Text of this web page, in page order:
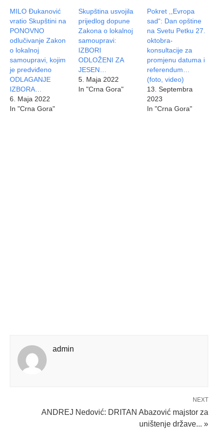
MILO Đukanović
vratio Skupštini na
PONOVNO
odlučivanje Zakon
o lokalnoj
samoupravi, kojim
je predviđeno
ODLAGANJE
IZBORA…
6. Maja 2022
In "Crna Gora"
Skupština usvojila
prijedlog dopune
Zakona o lokalnoj
samoupravi:
IZBORI
ODLOŽENI ZA
JESEN…
5. Maja 2022
In "Crna Gora"
Pokret ,,Evropa
sad“: Dan opštine
na Svetu Petku 27.
oktobra-
konsultacije za
promjenu datuma i
referendum…
(foto, video)
13. Septembra
2023
In "Crna Gora"
admin
NEXT
ANDREJ Nedović: DRITAN Abazović majstor za
uništenje države... »